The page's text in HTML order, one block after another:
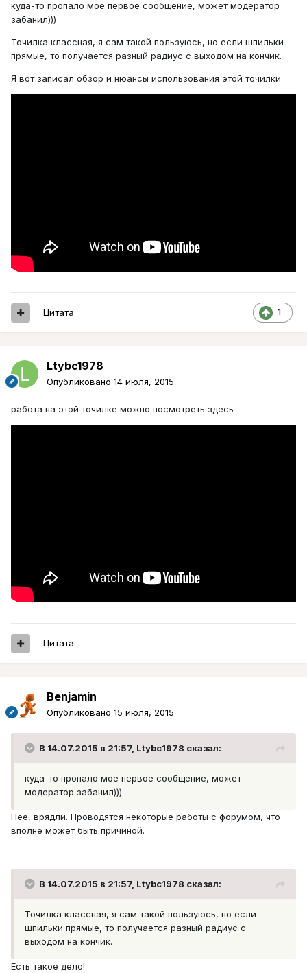
куда-то пропало мое первое сообщение, может модератор
забанил)))
Точилка классная, я сам такой пользуюсь, но если шпильки
прямые, то получается разный радиус с выходом на кончик.
Я вот записал обзор и нюансы использования этой точилки
1
Цитата
Ltybc1978
Опубликовано 14 июля, 2015
работа на этой точилке можно посмотреть здесь
Цитата
Benjamin
Опубликовано 15 июля, 2015
В 14.07.2015 в 21:57, Ltybc1978 сказал:
куда-то пропало мое первое сообщение, может
модератор забанил)))
Нее, врядли. Проводятся некоторые работы с форумом, что
вполне может быть причиной.
В 14.07.2015 в 21:57, Ltybc1978 сказал:
Точилка классная, я сам такой пользуюсь, но если
шпильки прямые, то получается разный радиус с
выходом на кончик.
Есть такое дело!